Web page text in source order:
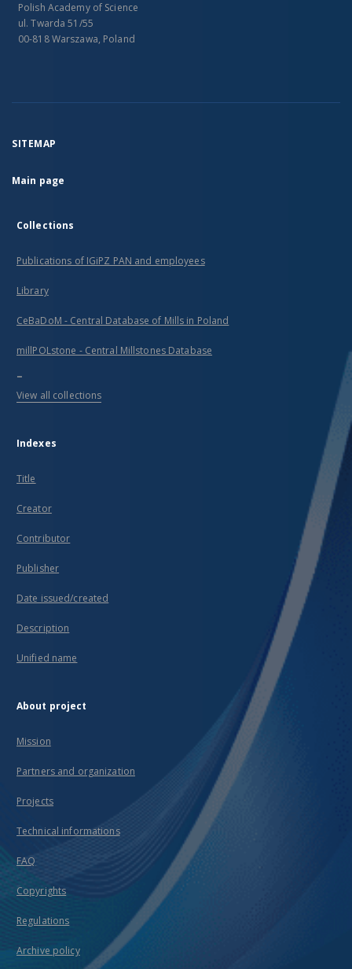
Polish Academy of Science
ul. Twarda 51/55
00-818 Warszawa, Poland
SITEMAP
Main page
Collections
Publications of IGiPZ PAN and employees
Library
CeBaDoM - Central Database of Mills in Poland
millPOLstone - Central Millstones Database
...
View all collections
Indexes
Title
Creator
Contributor
Publisher
Date issued/created
Description
Unified name
About project
Mission
Partners and organization
Projects
Technical informations
FAQ
Copyrights
Regulations
Archive policy